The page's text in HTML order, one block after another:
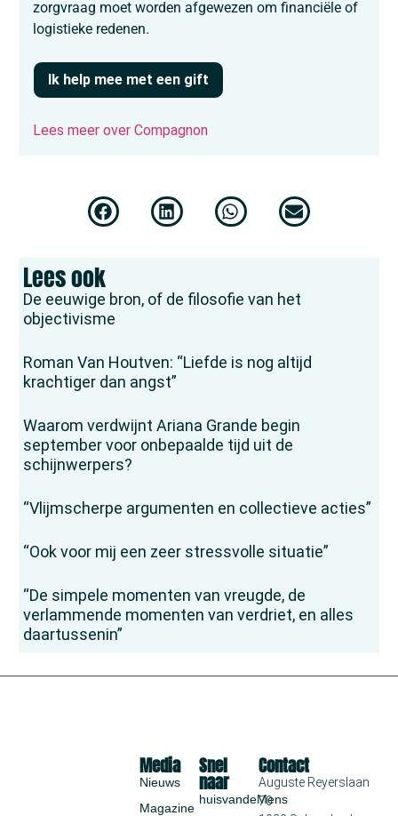
zorgvraag moet worden afgewezen om financiële of
logistieke redenen.
Ik help mee met een gift
Lees meer over Compagnon
Lees ook
De eeuwige bron, of de filosofie van het
objectivisme
Roman Van Houtven: “Liefde is nog altijd
krachtiger dan angst”
Waarom verdwijnt Ariana Grande begin
september voor onbepaalde tijd uit de
schijnwerpers?
“Vlijmscherpe argumenten en collectieve acties”
“Ook voor mij een zeer stressvolle situatie”
“De simpele momenten van vreugde, de
verlammende momenten van verdriet, en alles
daartussenin”
Snel
naar
huisvandeMens
Media
Nieuws
Magazine
Contact
Auguste Reyerslaan
70